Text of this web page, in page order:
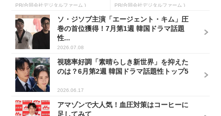
PR(合同会社デジタルファーム ) PR(合同会社デジタルファーム )
ソ・ジソブ主演「エージェント・キム」圧
巻の首位獲得！7月第1週 韓国ドラマ話題
性...
2026.07.08
視聴率好調「素晴らしき新世界」を抑えた
のは？6月第2週 韓国ドラマ話題性トップ5
2026.06.17
アマゾンで大人気！血圧対策はコーヒーに
足してみて